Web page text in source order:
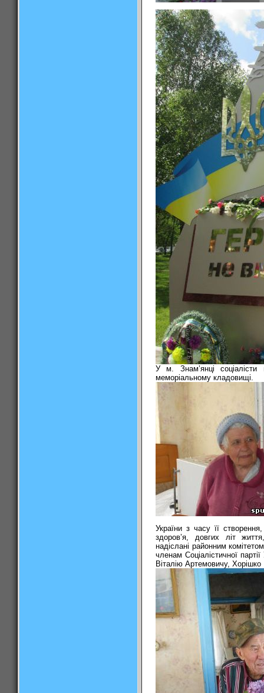
У м. Знам’янці
меморіальному кладовищі.
України з часу її
здоров’я, довгих літ
надіслані районним
членам Соціалістичної
Віталію Артемовичу,